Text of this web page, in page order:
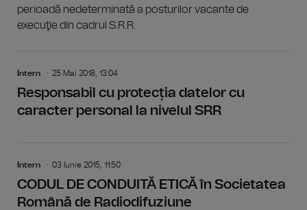
perioadă nedeterminată a posturilor vacante de
execuţie din cadrul S.R.R.
Intern 25 Mai 2018, 13:04
Responsabil cu protecția datelor cu
caracter personal la nivelul SRR
Intern 03 Iunie 2015, 11:50
CODUL DE CONDUITĂ ETICĂ în Societatea
Română de Radiodifuziune